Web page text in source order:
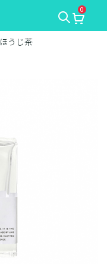
0
ほうじ茶